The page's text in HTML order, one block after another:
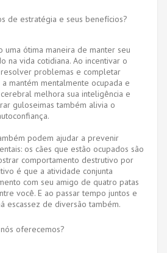
de estratégia e seus benefícios?
uma ótima maneira de manter seu
na vida cotidiana. Ao incentivar o
problemas e completar
mantém mentalmente ocupada e
melhora sua inteligência e
guloseimas também alivia o
podem ajudar a prevenir
os cães que estão ocupados são
comportamento destrutivo por
é que a atividade conjunta
com seu amigo de quatro patas
você. E ao passar tempo juntos e
escassez de diversão também.
oferecemos?